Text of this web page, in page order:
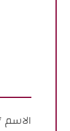
الاسم